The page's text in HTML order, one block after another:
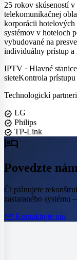
25 rokov skúseností
telekomunikačnej
korporácii hotelových
systémov v hoteloch
vybudované na
individuálny prístup
IPTV · Hlavné stanice
sieteKontrola prístupu
Technologickí partneri
verified LG
verified Philips
verified TP-Link
hotel
Povedzte
Či plánujete
zastaraného systému
mail Kontaktujte nás